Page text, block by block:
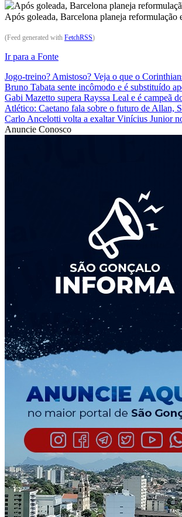
Após goleada, Barcelona planeja
(Feed generated with FetchRSS)
Ir para a Fonte
Jogo-treino? Amistoso? Veja o que o
Bruno Tabata sente incômodo e é substituído
Gabi Mazetto supera Rayssa Leal e é campeã
Atlético: Caetano fala sobre o futuro de Allan,
Carlo Ancelotti volta a exaltar Vinícius Junior
Anuncie Conosco